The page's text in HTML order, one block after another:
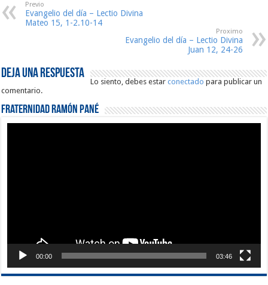
Previo
Evangelio del día – Lectio Divina
Mateo 15, 1-2.10-14
Proximo
Evangelio del día – Lectio Divina
Juan 12, 24-26
Deja una respuesta
Lo siento, debes estarconectado para publicar un
comentario.
Fraternidad Ramón Pané
00:00 03:46